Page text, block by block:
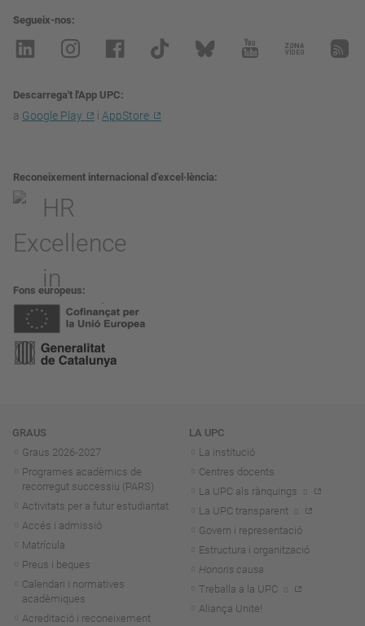
Segueix-nos
Descarrega't l'App UPC
a Google Play i AppStore
Reconeixement internacional d’excel·lència
Fons europeus
Navegació
GRAUS
Graus 2026-2027
Programes acadèmics de
recorregut successiu (PARS)
Activitats per a futur estudiantat
Accés i admissió
Matrícula
Preus i beques
Calendari i normatives
acadèmiques
Acreditació i reconeixement
LA UPC
La institució
Centres docents
La UPC als rànquings
La UPC transparent
Govern i representació
Estructura i organització
Honoris causa
Treballa a la UPC
Aliança Unite!